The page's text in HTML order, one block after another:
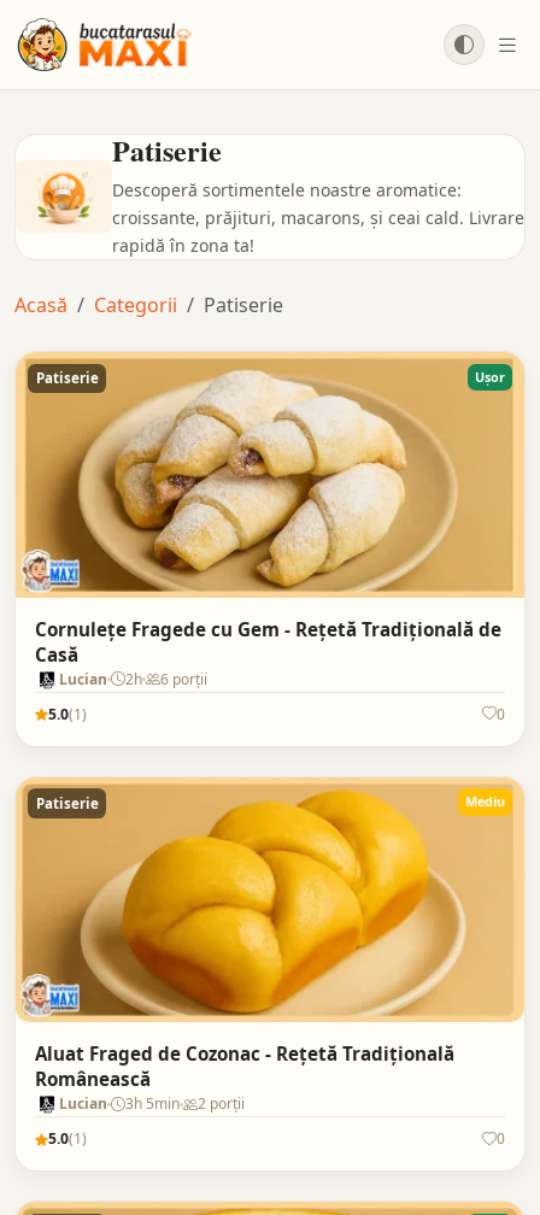
Salt la conținut principal
Patiserie
Descoperă sortimentele noastre aromatice:
croissante, prăjituri, macarons, și ceai cald. Livrare
rapidă în zona ta!
Acasă Categorii Patiserie
Patiserie Ușor
Cornulețe Fragede cu Gem - Rețetă Tradițională de
Casă
Lucian 2h
6 porții
5.0(1) 0
Patiserie Mediu
Aluat Fraged de Cozonac - Rețetă Tradițională
Românească
Lucian 3h 5min
2 porții
5.0(1) 0